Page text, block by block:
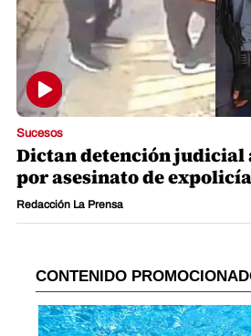
Sucesos
Dictan detención judicial
por asesinato de
Redacción La Prensa